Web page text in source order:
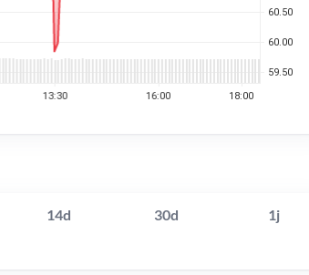
14d 30d 1j